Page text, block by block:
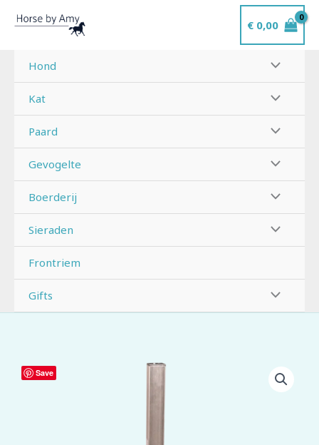
naar
inhoud
€0,00
Hond
Kat
Paard
Gevogelte
Boerderij
Sieraden
Frontriem
Gifts
Save
Birdshield
Grondplaat